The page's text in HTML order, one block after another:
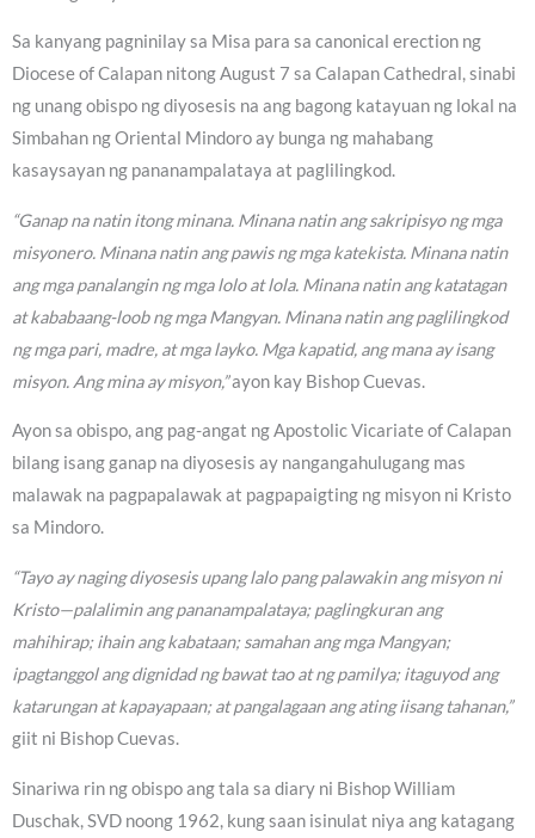
Sa kanyang pagninilay sa Misa para sa canonical erection ng
Diocese of Calapan nitong August 7 sa Calapan Cathedral, sinabi
ng unang obispo ng diyosesis na ang bagong katayuan ng lokal na
Simbahan ng Oriental Mindoro ay bunga ng mahabang
kasaysayan ng pananampalataya at paglilingkod.
“Ganap na natin itong minana. Minana natin ang sakripisyo ng mga
misyonero. Minana natin ang pawis ng mga katekista. Minana natin
ang mga panalangin ng mga lolo at lola. Minana natin ang katatagan
at kababaang-loob ng mga Mangyan. Minana natin ang paglilingkod
ng mga pari, madre, at mga layko. Mga kapatid, ang mana ay isang
misyon. Ang mina ay misyon,”ayon kay Bishop Cuevas.
Ayon sa obispo, ang pag-angat ng Apostolic Vicariate of Calapan
bilang isang ganap na diyosesis ay nangangahulugang mas
malawak na pagpapalawak at pagpapaigting ng misyon ni Kristo
sa Mindoro.
“Tayo ay naging diyosesis upang lalo pang palawakin ang misyon ni
Kristo—palalimin ang pananampalataya; paglingkuran ang
mahihirap; ihain ang kabataan; samahan ang mga Mangyan;
ipagtanggol ang dignidad ng bawat tao at ng pamilya; itaguyod ang
katarungan at kapayapaan; at pangalagaan ang ating iisang tahanan,”
giit ni Bishop Cuevas.
Sinariwa rin ng obispo ang tala sa diary ni Bishop William
Duschak, SVD noong 1962, kung saan isinulat niya ang katagang